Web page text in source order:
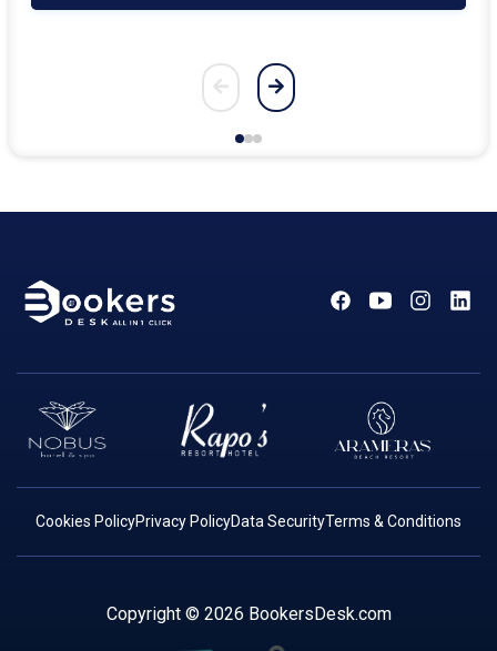
Cookies PolicyPrivacy PolicyData SecurityTerms & Conditions
Copyright © 2026 BookersDesk.com